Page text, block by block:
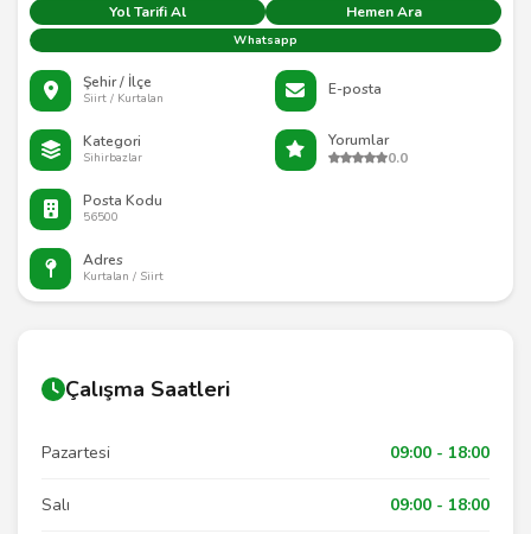
Yol Tarifi Al Hemen Ara
Whatsapp
Şehir / İlçe
Siirt / Kurtalan E-posta
Kategori
Sihirbazlar
Yorumlar
0.0
Posta Kodu
56500
Adres
Kurtalan / Siirt
Çalışma Saatleri
Pazartesi 09:00 - 18:00
Salı 09:00 - 18:00